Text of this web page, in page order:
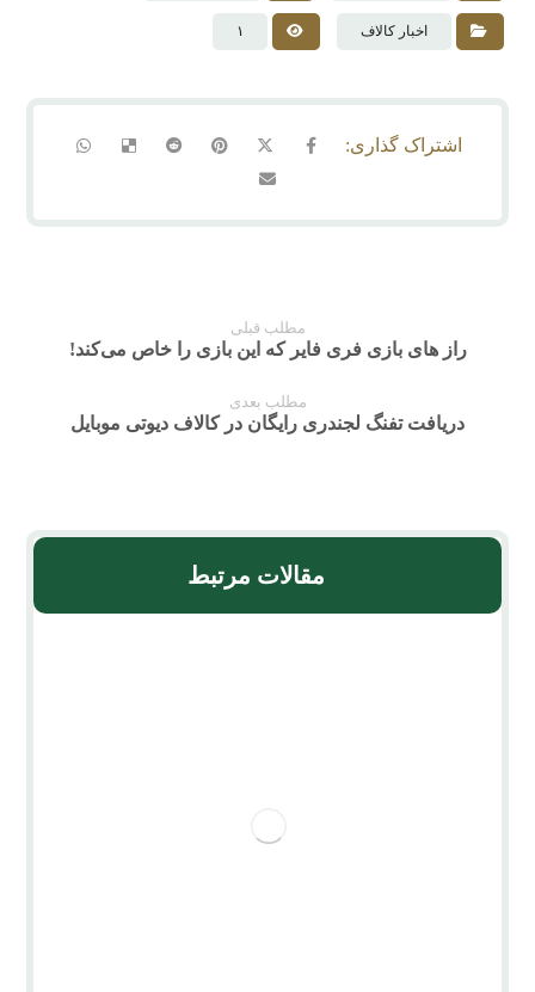
اخبار کالاف ۱
مطلب قبلی
راز های بازی فری فایر که این بازی را خاص می‌کند!
مطلب بعدی
دریافت تفنگ لجندری رایگان در کالاف دیوتی موبایل
مقالات مرتبط